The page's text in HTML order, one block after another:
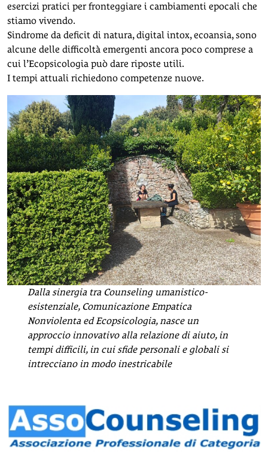
esercizi pratici per fronteggiare i cambiamenti epocali che
stiamo vivendo.
Sindrome da deficit di natura, digital intox, ecoansia, sono
alcune delle difficoltà emergenti ancora poco comprese a
cui l’Ecopsicologia può dare riposte utili.
I tempi attuali richiedono competenze nuove.
Dalla sinergia tra Counseling umanistico-
esistenziale, Comunicazione Empatica
Nonviolenta ed Ecopsicologia, nasce un
approccio innovativo alla relazione di aiuto, in
tempi difficili, in cui sfide personali e globali si
intrecciano in modo inestricabile